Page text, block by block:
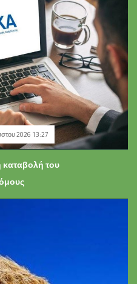
2026 13:27
του